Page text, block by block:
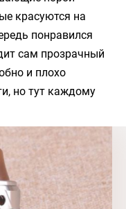
красуются на
понравился
сам прозрачный
и плохо
но тут каждому